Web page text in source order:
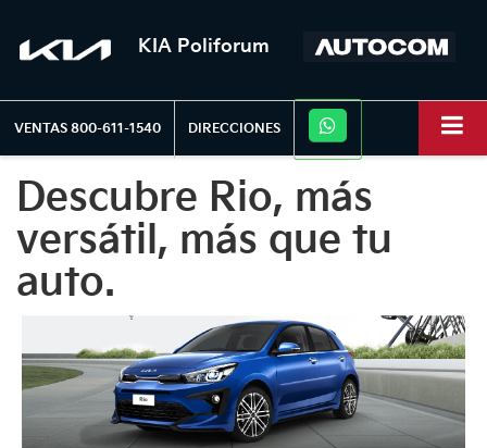
KIA Poliforum
VENTAS 800-611-1540 DIRECCIONES
Descubre Rio, más
versátil, más que tu
auto.